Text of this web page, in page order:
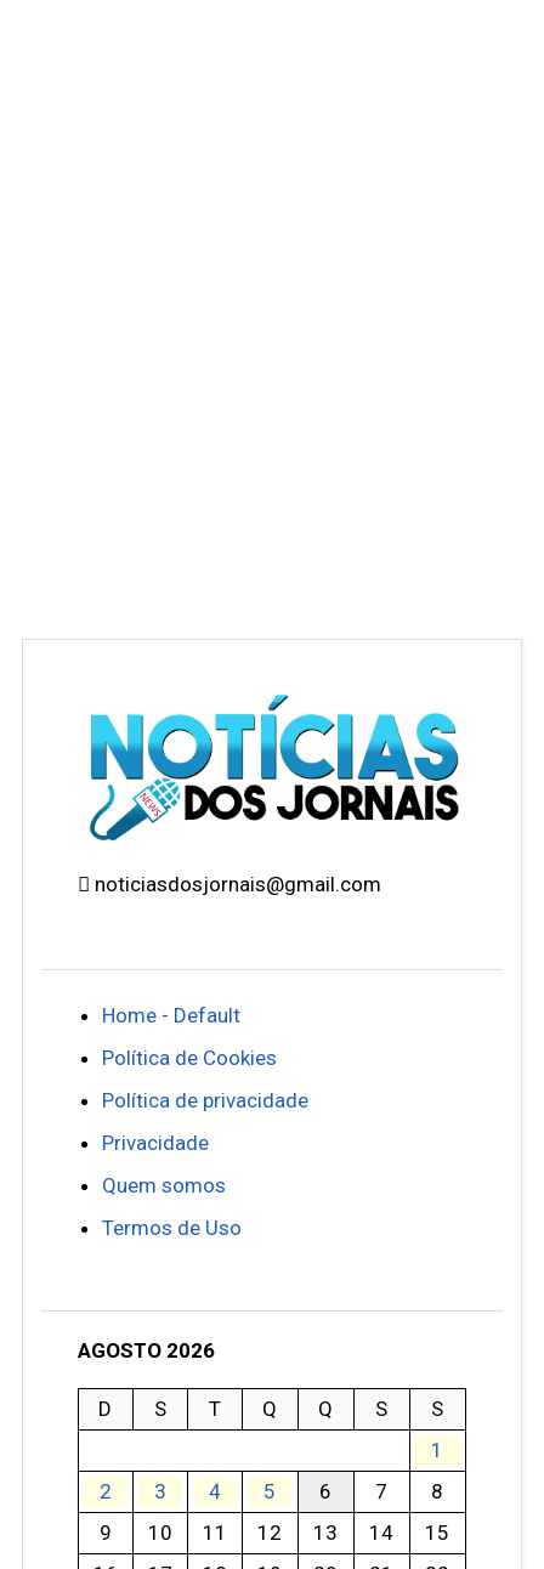
noticiasdosjornais@gmail.com
Home - Default
Política de Cookies
Política de privacidade
Privacidade
Quem somos
Termos de Uso
AGOSTO 2026
D S T Q Q S
S
1
2
3 4 5 6 7
8
9
10 11 12 13 14
15